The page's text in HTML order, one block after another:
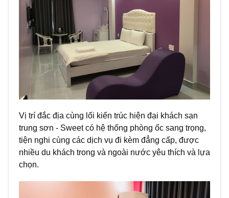
Vị trí đắc địa cùng lối kiến trúc hiện đại khách sạn
trung sơn - Sweet có hệ thống phòng ốc sang trọng,
tiện nghi cùng các dịch vụ đi kèm đẳng cấp, được
nhiều du khách trong và ngoài nước yêu thích và lựa
chọn.